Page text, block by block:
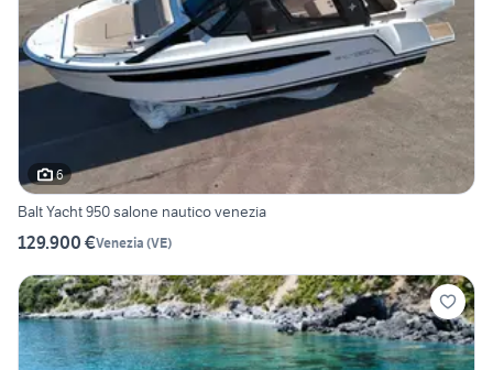
6
Balt Yacht 950 salone nautico venezia
129.900 €Venezia (VE)